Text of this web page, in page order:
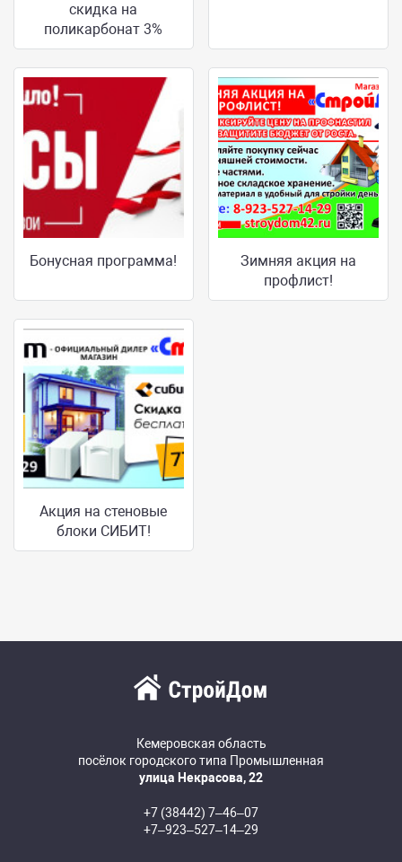
скидка на
поликарбонат 3%
Бонусная программа!
Зимняя акция на
профлист!
Акция на стеновые
блоки СИБИТ!
Кемеровская область
посёлок городского типа Промышленная
улица Некрасова, 22
+7 (38442) 7‒46‒07
+7‒923‒527‒14‒29